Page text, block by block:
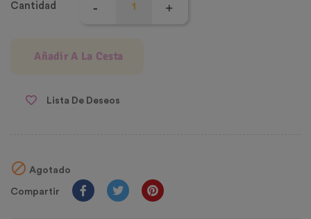
Cantidad
Añadir A La Cesta
Lista De Deseos
 Agotado
Compartir